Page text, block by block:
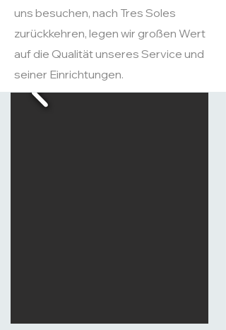
uns besuchen, nach Tres Soles
zurückkehren, legen wir großen Wert
auf die Qualität unseres Service und
seiner Einrichtungen.